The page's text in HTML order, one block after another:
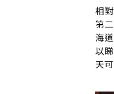
相
第
海
以
天